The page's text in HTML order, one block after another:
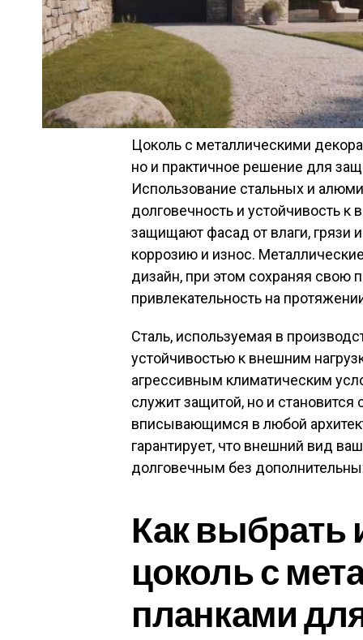
Цоколь с металлическими
но и практичное решение для
Использование стальных и
долговечность и устойчивость
защищают фасад от влаги, грязи
коррозию и износ.
дизайн, при этом сохраняя свою
привлекательность на
Сталь, используемая в
устойчивостью к внешним
агрессивным климатическим
служит защитой, но и
вписывающимся в любой
гарантирует, что внешний вид
долговечным без
Как
цоколь с
планками